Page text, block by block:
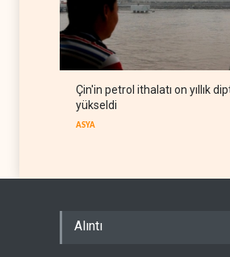
Çin'in petrol ithalatı on yıllık
yükseldi
ASYA
Alıntı